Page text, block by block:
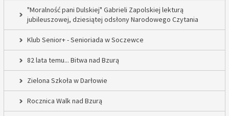
"Moralność pani Dulskiej" Gabrieli Zapolskiej lekturą
jubileuszowej, dziesiątej odsłony Narodowego Czytania
Klub Senior+ - Senioriada w Soczewce
82 lata temu... Bitwa nad Bzurą
Zielona Szkoła w Darłowie
Rocznica Walk nad Bzurą